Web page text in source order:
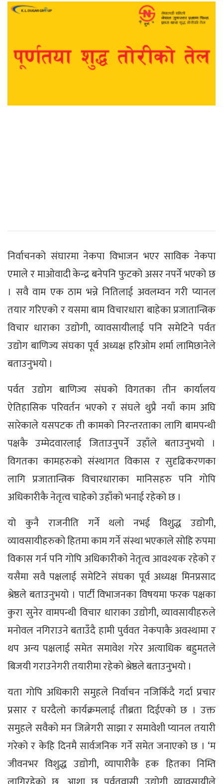
निर्वाचनको संघारमा नेकपा विभाजन भएर साविक नेकपा
एमाले र माओवादी केन्द्र बनेपनि फुटको असर नपर्ने भएको छ
। सवै वाम एक ठाम भन्ने नितिलाई अवलम्वन गरी प्यानल
तयार गरिएको र यसमा बाम विचारधारा बाहेका प्रजातान्त्रिक
विचार धाराका उद्योगी, व्यावसायीलाई पनि समेटिने पर्वत
उद्योग बाणिज्य संघका पूर्व अध्यक्ष हरिओम शर्मा लामिछानेले
बताउनुभयो ।
पर्वत उद्योग बाणिज्य संघको विगतका तीन कार्यालय
ऐतिहासिक परिवर्तन भएको र संघले थुप्रै नयाँ काम अघि
सारेकाले यसपटक ती कामको निरन्तरताका लागि बामपन्थी
पक्षकै उम्मेदवारलाई जिताउनुपर्ने उहाँले बताउनुभयो ।
विगतका कामहरुको संस्थागत विकास र सुदृढिकरणका
लागि प्रजातान्त्रिक विचारधाराका मानिसहरु पनि गोपि
अधिकारीकै नेतृत्व चाहेको उहाँको भनाई रहेको छ ।
यो कुनै राजनीति गर्ने थलो नभई विशुद्ध उद्योगी,
व्यावसायीहरुको हितमा काम गर्ने संस्था भएकाले सोहि रुपमा
विकास गर्न पनि गोपि अधिकारीको नेतृत्व आवश्यक रहेको र
यसैमा सवै पक्षलाई समेटिने संघका पूर्व अध्यक्ष मिनप्रसाद
श्रेष्ठले बताउनुभयो । पार्टी विभाजनका विषयमा फरक पक्षका
कुरा सुनेर वामपन्थी विचार धाराका उद्योगी, व्यावसायीहरुले
मनोवल नगिराउने बताउँदै हामी पुर्ववत नेकपाकै अवस्थामा र
थप अन्य पक्षलाई समेत समावेश गरेर अत्याधिक बहुमतले
बिजयी गराउनेगरी तयारीमा रहेको श्रेष्ठले बताउनुभयो ।
यता गोपि अधिकारी समुहले निर्वाचन नजिकिँदै गर्दा प्रचार
प्रसार र घरदैलो कार्यक्रमलाई तीब्रता दिईएको छ । उक्त
समुहले सवैको मन जित्नेगरी साझा र समावेशी प्यानल तयारी
गरेको र केहि दिनमै सार्वजनिक गर्ने समेत जनाएको छ । ‘म
जीवनभर विशुद्ध उद्योगी, व्यापारीकै हक हितका निम्ति